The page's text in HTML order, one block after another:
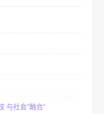
与社会“融合”